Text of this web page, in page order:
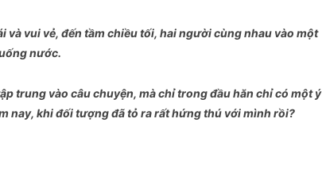
và vui vẻ, đến tầm chiều tối, hai người cùng nhau vào một
nước.
trung vào câu chuyện, mà chỉ trong đầu hăn chỉ có một ý
nay, khi đối tượng đã tỏ ra rất hứng thú với mình rồi?